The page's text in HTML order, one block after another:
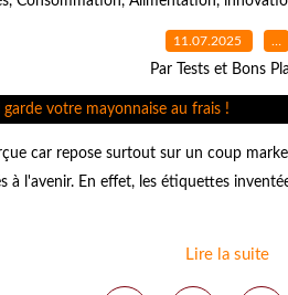
11.07.2025 …
Par Tests et Bons
car repose surtout sur un coup
à l'avenir. En effet, les étiquettes
Lire la suite